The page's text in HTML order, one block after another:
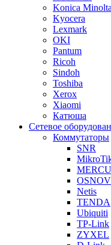
Konica Minolta
Kyocera
Lexmark
OKI
Pantum
Ricoh
Sindoh
Toshiba
Xerox
Xiaomi
Катюша
Сетевое
Коммутаторы
SNR
Netis
TENDA
Ubiquiti
TP-Link
ZYXEL